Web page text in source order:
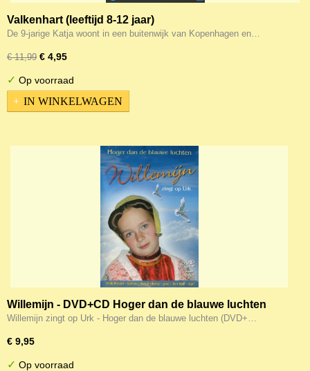
Valkenhart (leeftijd 8-12 jaar)
De 9-jarige Katja woont in een buitenwijk van Kopenhagen en…
€ 11,99 € 4,95
✓ Op voorraad
IN WINKELWAGEN
Willemijn - DVD+CD Hoger dan de blauwe luchten
Willemijn zingt op Urk - Hoger dan de blauwe luchten (DVD+…
€ 9,95
✓ Op voorraad